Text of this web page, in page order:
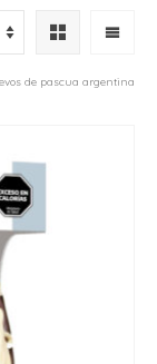
de pascua argentina